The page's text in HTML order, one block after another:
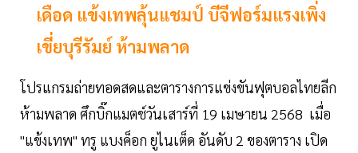
เดือด แข้งเทพลุ้นแชมป์ บีจีฟอร์มแรงเพิ่ง
เขี่ยบุรีรัมย์ ห้ามพลาด
โปรแกรมถ่ายทอดสดและตารางการแข่งขันฟุตบอลไทยลีก
ห้ามพลาด ศึกบิ๊กแมตช์วันเสาร์ที่ 19 เมษายน 2568 เมื่อ
"แข้งเทพ" ทรู แบงค็อก ยูไนเต็ด อันดับ 2 ของตาราง เปิด